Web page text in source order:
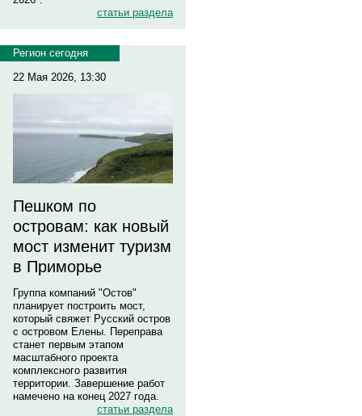
статьи раздела
Регион сегодня
22 Мая 2026, 13:30
Пешком по
островам: как новый
мост изменит туризм
в Приморье
Группа компаний "Остов"
планирует построить мост,
который свяжет Русский остров
с островом Елены. Переправа
станет первым этапом
масштабного проекта
комплексного развития
территории. Завершение работ
намечено на конец 2027 года.
статьи раздела